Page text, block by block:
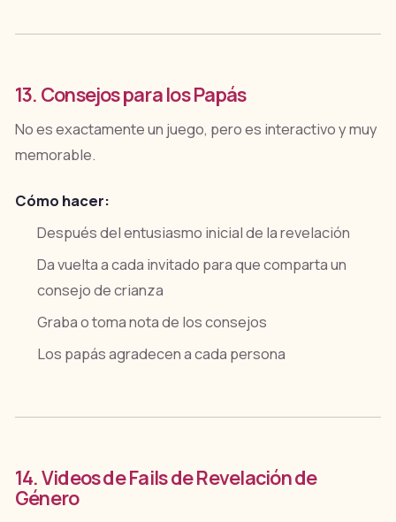
13. Consejos para los Papás
No es exactamente un juego, pero es interactivo y muy
memorable.
Cómo hacer:
Después del entusiasmo inicial de la revelación
Da vuelta a cada invitado para que comparta un
consejo de crianza
Graba o toma nota de los consejos
Los papás agradecen a cada persona
14. Videos de Fails de Revelación de
Género